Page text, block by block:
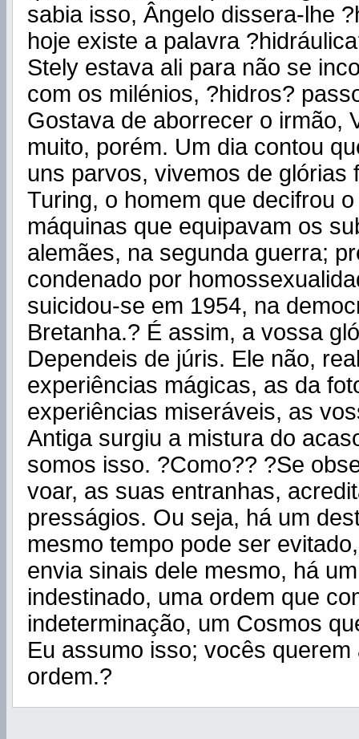
sabia isso, Ângelo dissera-lhe
hoje existe a palavra
Stely estava ali para não se
com os milénios, ?hidros?
Gostava de aborrecer o irmão,
muito, porém. Um dia contou
uns parvos, vivemos de glórias
Turing, o homem que decifrou
máquinas que equipavam os
alemães, na segunda guerra;
condenado por
suicidou-se em 1954, na
Bretanha.? É assim, a vossa
Dependeis de júris. Ele não,
experiências mágicas, as da
experiências miseráveis, as
Antiga surgiu a mistura do
somos isso. ?Como?? ?Se
voar, as suas entranhas,
presságios. Ou seja, há um
mesmo tempo pode ser
envia sinais dele mesmo, há
indestinado, uma ordem que
indeterminação, um Cosmos
Eu assumo isso; vocês querem
ordem.?